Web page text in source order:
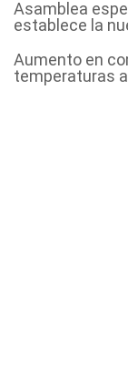
Asamblea
establece la
Aumento en
temperaturas